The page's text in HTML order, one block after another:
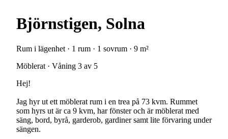
Björnstigen, Solna
Rum i lägenhet · 1 rum · 1 sovrum · 9 m²
Möblerat · Våning 3 av 5
Hej!
Jag hyr ut ett möblerat rum i en trea på 73 kvm. Rummet
som hyrs ut är ca 9 kvm, har fönster och är möblerat med
säng, bord, byrå, garderob, gardiner samt lite förvaring under
sängen.